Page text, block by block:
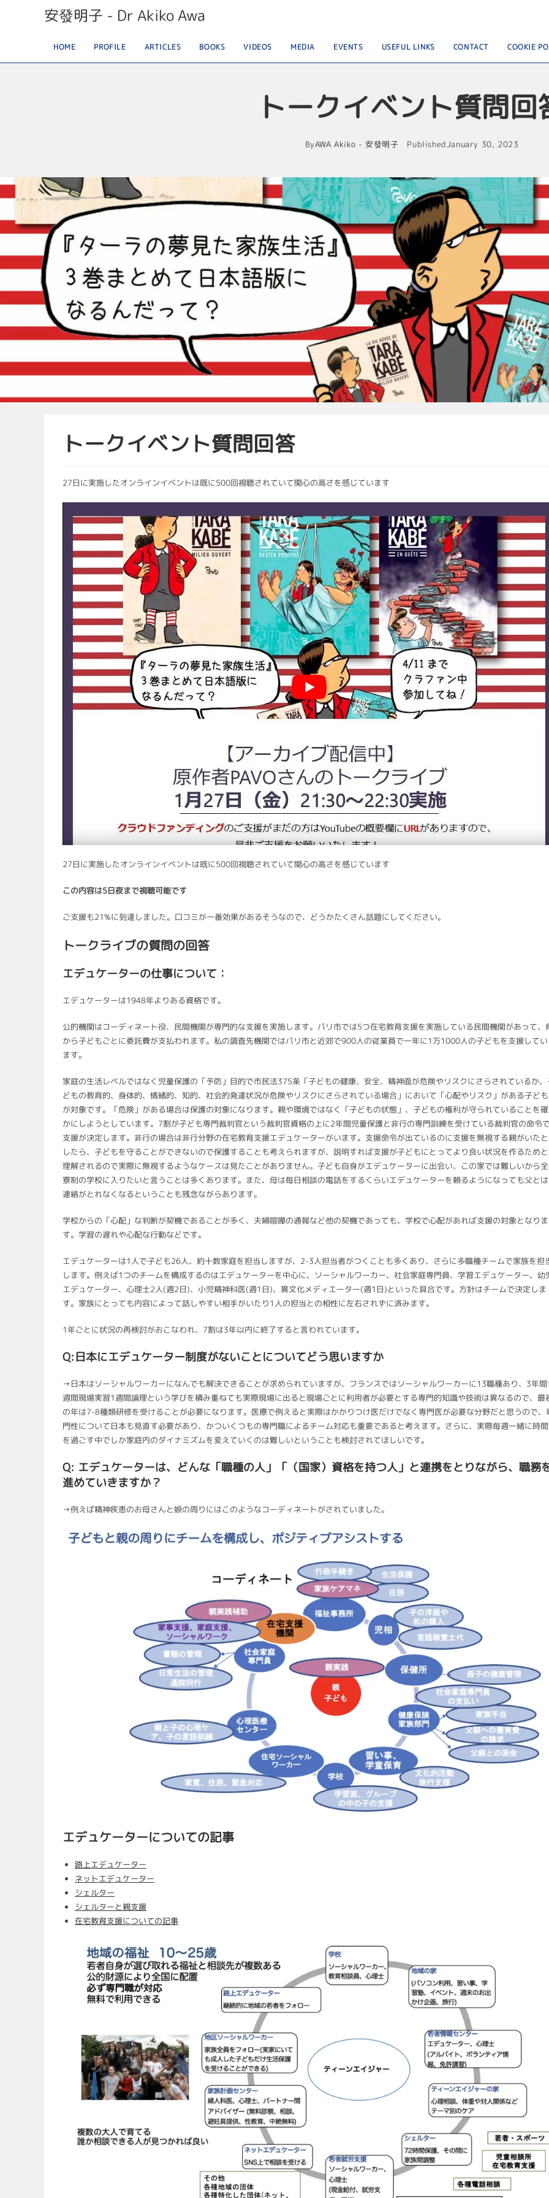
安發明子 - Dr Akiko Awa
HOME PROFILE ARTICLES BOOKS VIDEOS MEDIA EVENTS USEFUL LINKS CONTACT COOKIE
トークイベント質問回
ByAWA Akiko - 安發明子 PublishedJanuary 30, 2023
トークイベント質問回答
27日に実施したオンラインイベントは既に500回視聴されていて関心の高さを感じています
27日に実施したオンラインイベントは既に500回視聴されていて関心の高さを感じています
この内容は5日夜まで視聴可能です
ご支援も21%に到達しました。口コミが一番効果があるそうなので、どうかたくさん話題にしてください。
トークライブの質問の回答
エデュケーターの仕事について：
エデュケーターは1948年よりある資格です。
公的機関はコーディネート役、民間機関が専門的な支援を実施します。パリ市では5つ在宅教育支援を実施している民間機関があって、
から子どもごとに委託費が支払われます。私の調査先機関ではパリ市と近郊で900人の従業員で一年に1万1000人の子どもを支援してい
ます。
家庭の生活レベルではなく児童保護の「予防」目的で市民法375条「子どもの健康、安全、精神面が危険やリスクにさらされているか、
どもの教育的、身体的、情緒的、知的、社会的発達状況が危険やリスクにさらされている場合」において「心配やリスク」がある子ども
が対象です。「危険」がある場合は保護の対象になります。親や環境ではなく「子どもの状態」、子どもの権利が守られていることを確
かにしようとしています。7割が子ども専門裁判官という裁判官資格の上に2年間児童保護と非行の専門訓練を受けている裁判官の命令
支援が決定します。非行の場合は非行分野の在宅教育支援エデュケーターがいます。支援命令が出ているのに支援を無視する親がいたと
したら、子どもを守ることができないので保護することも考えられますが、説明すれば支援が子どもにとってより良い状況を作るためと
理解されるので実際に無視するようなケースは見たことがありません。子ども自身がエデュケーターに出会い、この家では難しいから全
寮制の学校に入りたいと言うことは多くあります。また、母は毎日相談の電話をするくらいエデュケーターを頼るようになっても父とは
連絡がとれなくなるということも残念ながらあります。
学校からの「心配」な判断が契機であることが多く、夫婦喧嘩の通報など他の契機であっても、学校で心配があれば支援の対象となりま
す。学習の遅れや心配な行動などです。
エデュケーターは1人で子ども26人、約十数家庭を担当しますが、2-3人担当者がつくことも多くあり、さらに多職種チームで家族を担
します。例えば1つのチームを構成するのはエデュケーターを中心に、ソーシャルワーカー、社会家庭専門員、学習エデュケーター、幼
エデュケーター、心理士2人(週2日)、小児精神科医(週1日)、異文化メディエーター(週1日)といった具合です。方針はチームで決定しま
す。家族にとっても内容によって話しやすい相手がいたり1人の担当との相性に左右されずに済みます。
1年ごとに状況の再検討がおこなわれ、7割は3年以内に終了すると言われています。
Q:日本にエデュケーター制度がないことについてどう思いますか
→日本はソーシャルワーカーになんでも解決できることが求められていますが、フランスではソーシャルワーカーに13職種あり、3年間
週間現場実習1週間論理という学びを積み重ねても実際現場に出ると現場ごとに利用者が必要とする専門的知識や技術は異なるので、最
の年は7-8種類研修を受けることが必要になります。医療で例えると実際はかかりつけ医だけでなく専門医が必要な分野だと思うので、
門性について日本も見直す必要があり、かついくつもの専門職によるチーム対応も重要であると考えます。さらに、実際毎週一緒に時間
を過ごす中でしか家庭内のダイナミズムを変えていくのは難しいということも検討されてほしいです。
Q: エデュケーターは、どんな「職種の人」「（国家）資格を持つ人」と連携をとりながら、職務
進めていきますか？
→例えば精神疾患のお母さんと娘の周りにはこのようなコーディネートがされていました。
エデュケーターについての記事
路上エデュケーター
ネットエデュケーター
シェルター
シェルターと親支援
在宅教育支援についての記事